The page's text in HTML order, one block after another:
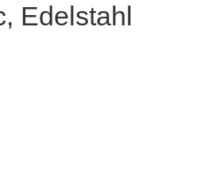
Edelstahl